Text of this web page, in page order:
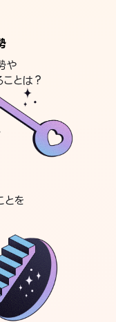
や
とは？
を